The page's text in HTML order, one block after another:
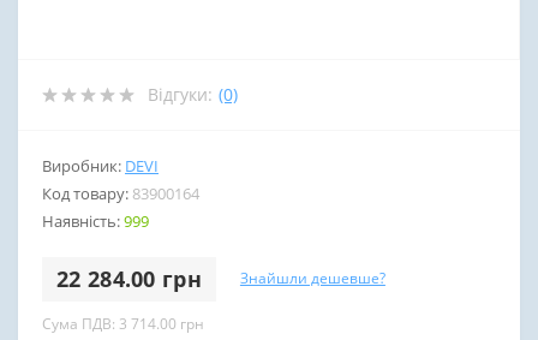
Відгуки: (0)
Виробник: DEVI
Код товару: 83900164
Наявність:999
22 284.00 грн Знайшли дешевше?
Сума ПДВ: 3 714.00 грн